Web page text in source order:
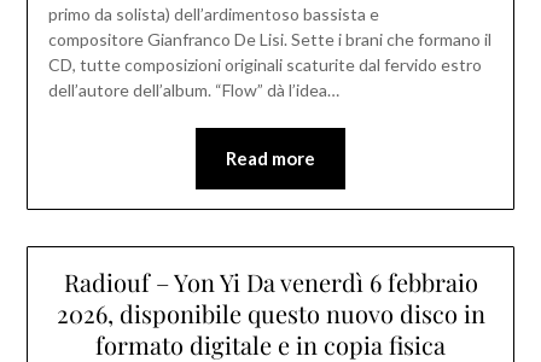
primo da solista) dell’ardimentoso bassista e
compositore Gianfranco De Lisi. Sette i brani che formano il
CD, tutte composizioni originali scaturite dal fervido estro
dell’autore dell’album. “Flow” dà l’idea…
Read more
Radiouf – Yon Yi Da venerdì 6 febbraio
2026, disponibile questo nuovo disco in
formato digitale e in copia fisica